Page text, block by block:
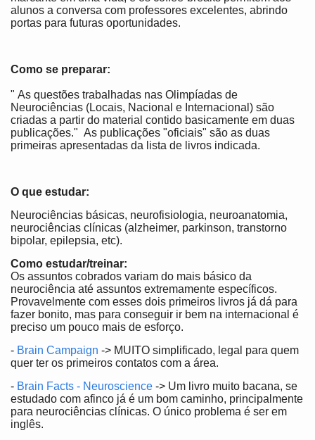
alunos a conversa com professores excelentes, abrindo
portas para futuras oportunidades.
Como se preparar:
" As questões trabalhadas nas Olimpíadas de
Neurociências (Locais, Nacional e Internacional) são
criadas a partir do material contido basicamente em duas
publicações." As publicações "oficiais" são as duas
primeiras apresentadas da lista de livros indicada.
O que estudar:
Neurociências básicas, neurofisiologia, neuroanatomia,
neurociências clínicas (alzheimer, parkinson, transtorno
bipolar, epilepsia, etc).
Como estudar/treinar:
Os assuntos cobrados variam do mais básico da
neurociência até assuntos extremamente específicos.
Provavelmente com esses dois primeiros livros já dá para
fazer bonito, mas para conseguir ir bem na internacional é
preciso um pouco mais de esforço.
- Brain Campaign -> MUITO simplificado, legal para quem
quer ter os primeiros contatos com a área.
- Brain Facts - Neuroscience -> Um livro muito bacana, se
estudado com afinco já é um bom caminho, principalmente
para neurociências clínicas. O único problema é ser em
inglês.